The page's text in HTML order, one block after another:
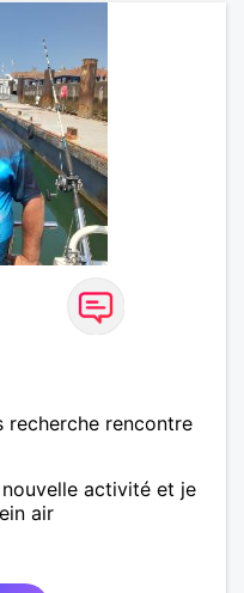
recherche rencontre
activité et je
air